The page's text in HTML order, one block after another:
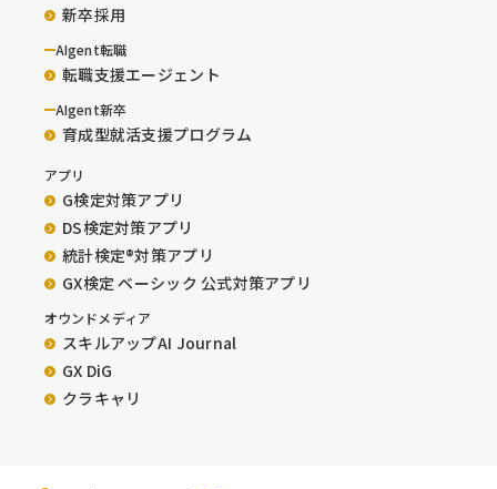
新卒採用
AIgent転職
転職支援エージェント
AIgent新卒
育成型就活支援プログラム
アプリ
G検定対策アプリ
DS検定対策アプリ
統計検定®︎対策アプリ
GX検定 ベーシック 公式対策アプリ
オウンドメディア
スキルアップAI Journal
GX DiG
クラキャリ